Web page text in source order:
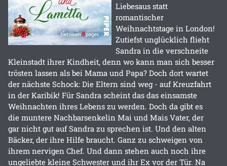
Liebesaus statt
romantischer
Weihnachtstage in London!
Zutiefst unglücklich flieht
Sandra in die verschneite
Kleinstadt ihrer Kindheit, denn wo kann man sich besser
trösten lassen als bei Mama und Papa? Doch dort wartet
der nächste Schock: Die Eltern sind weg - auf Kreuzfahrt
in der Karibik! Für Sandra scheint das das einsamste
Weihnachten ihres Lebens zu werden. Doch da gibt es
die muntere Nachbarsenkelin Mai und Mais Vater, der
gar nicht gut auf Sandra zu sprechen ist. Und den alten
Bäcker, der ihre Hilfe braucht. Ganz zu schweigen von
ihrem nervigen Chef. Und dann stehen auch noch ihre
ungeliebte kleine Schwester und ihr Ex vor der Tür. Na